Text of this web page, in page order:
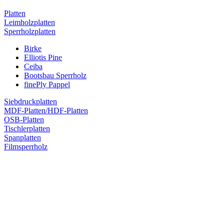
Platten
Leimholzplatten
Sperrholzplatten
Birke
Elliotis Pine
Ceiba
Bootsbau Sperrholz
finePly Pappel
Siebdruckplatten
MDF-Platten/HDF-Platten
OSB-Platten
Tischlerplatten
Spanplatten
Filmsperrholz